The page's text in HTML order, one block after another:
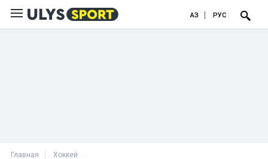
ҚАЗ РУС
Главная Хоккей